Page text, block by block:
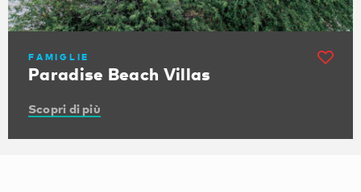
FAMIGLIE
Paradise Beach Villas
Scopri di più